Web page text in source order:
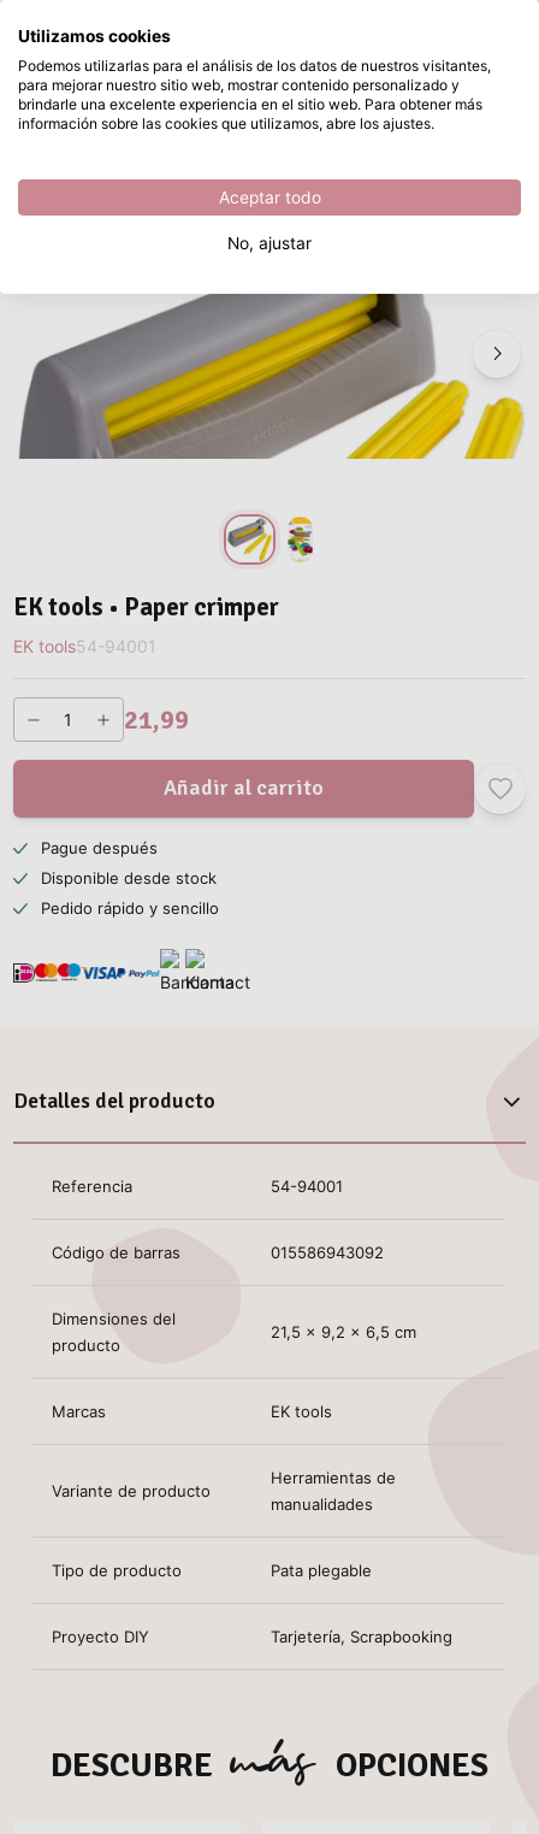
Saltar al contenido principal
Disponible desde stock
EK tools • Paper crimper
/ EK tools / EK tools • Paper crimper
EK tools • Paper crimper
EK tools54-94001
21,99
Añadir al carrito
Pague después
Disponible desde stock
Pedido rápido y sencillo
Detalles del producto
Referencia 54-94001
Código de barras 015586943092
Dimensiones del
producto
21,5 x 9,2 x 6,5 cm
Marcas EK tools
Variante de producto
Herramientas de
manualidades
Tipo de producto Pata plegable
Proyecto DIY Tarjetería, Scrapbooking
DESCUBRE más OPCIONES
¿Qué estás buscando?
Utilizamos cookies
Podemos utilizarlas para el análisis de los datos de nuestros visitantes,
para mejorar nuestro sitio web, mostrar contenido personalizado y
brindarle una excelente experiencia en el sitio web. Para obtener más
información sobre las cookies que utilizamos, abre los ajustes.
Aceptar todo
No, ajustar